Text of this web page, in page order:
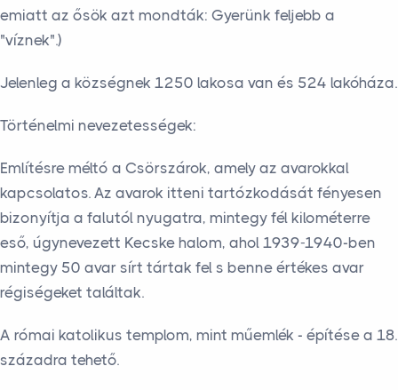
emiatt az ősök azt mondták: Gyerünk feljebb a
"víznek".)
Jelenleg a községnek 1250 lakosa van és 524 lakóháza.
Történelmi nevezetességek:
Említésre méltó a Csörszárok, amely az avarokkal
kapcsolatos. Az avarok itteni tartózkodását fényesen
bizonyítja a falutól nyugatra, mintegy fél kilométerre
eső, úgynevezett Kecske halom, ahol 1939-1940-ben
mintegy 50 avar sírt tártak fel s benne értékes avar
régiségeket találtak.
A római katolikus templom, mint műemlék - építése a 18.
századra tehető.